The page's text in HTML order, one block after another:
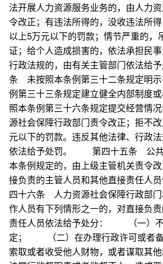
法开展人力资源服务业务的，由人力
令改正；有违法所得的，没收违法所
以上5万元以下的罚款；情节严重的，
证；给个人造成损害的，依法承担民事
行政法规的，由有关主管部门依法
条 未按照本条例第三十二条规定明
例第三十三条规定建立健全内部制度
照本条例第三十六条规定提交经营情
源社会保障行政部门责令改正；拒不
元以下的罚款。违反其他法律、行政
依法给予处罚。 第四十五条 公共
本条例规定的，由上级主管机关责令
接负责的主管人员和其他直接责任
四十六条 人力资源社会保障行政部
作人员有下列情形之一的，对直接负
责任人员依法给予处分： （一）不
定； （二）在办理行政许可或者备
索取或者收受他人财物，或者谋取